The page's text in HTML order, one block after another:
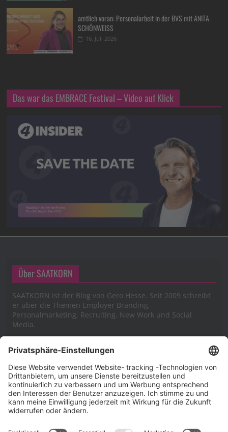
amtlich voran: Personalarbeit in der BVS mit ANITA
SCHÖNWEISS
16. Juli 2026
Das war das EMBRACE Festival – Video auf Klick
Über SAATKORN
SAATKORN ist der Blog von Gero Hesse. Seit 2009 schreibt
er über die Themen Employer Branding,
Personalmarketing, Recruiting, New Work und Social
Media.
Impressum
Impressum